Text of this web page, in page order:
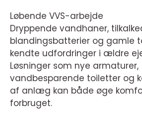
Løbende VVS-arbejde
Dryppende vandhaner,
blandingsbatterier og gamle
kendte udfordringer i ældre
Løsninger som nye armaturer,
vandbesparende toiletter og
af anlæg kan både øge
forbruget.